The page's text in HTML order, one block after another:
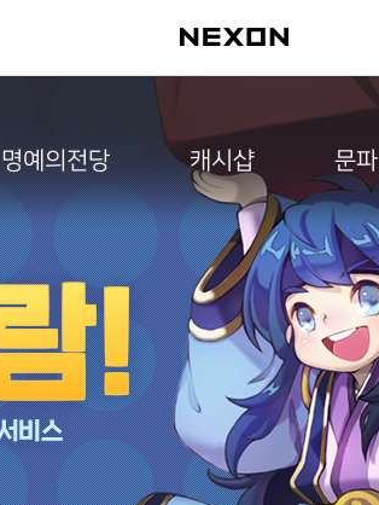
명예의전당 캐시샵 문파